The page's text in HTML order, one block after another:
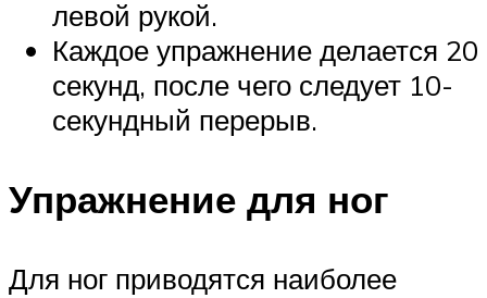
левой рукой.
Каждое упражнение делается 20
секунд, после чего следует 10-
секундный перерыв.
Упражнение для ног
Для ног приводятся наиболее